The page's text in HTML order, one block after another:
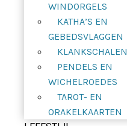
WINDORGELS
KATHA’S EN
GEBEDSVLAGGEN
KLANKSCHALEN
PENDELS EN
WICHELROEDES
TAROT- EN
ORAKELKAARTEN